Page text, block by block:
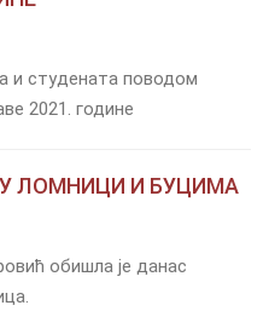
и студената поводом
2021. године
ЛОМНИЦИ И БУЦИМА
обишла је данас